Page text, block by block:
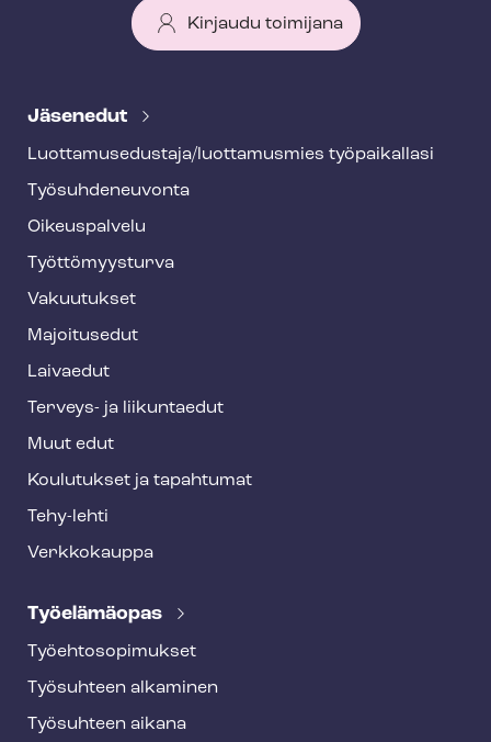
Kirjaudu toimijana
e
f
o
o
t
e
Jäsenedut
Luot­ta­muse­dus­ta­ja/luottamusmies työpaikallasi
Työ­suh­de­neu­von­ta
Oikeuspalvelu
Työt­tö­myys­tur­va
Vakuutukset
Majoitusedut
Laivaedut
Terveys- ja liikuntaedut
Muut edut
Koulutukset ja tapahtumat
Tehy-lehti
Verkkokauppa
Työelämäopas
Työ­eh­to­so­pi­muk­set
Työsuhteen alkaminen
Työsuhteen aikana